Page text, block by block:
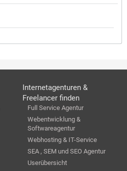
Internetagenturen &
Freelancer finden
Full Service Agentur
Webentwicklung &
Softwareagentur
Webhosting & IT-Service
SEA , SEM und SEO Agentur
Userübersicht